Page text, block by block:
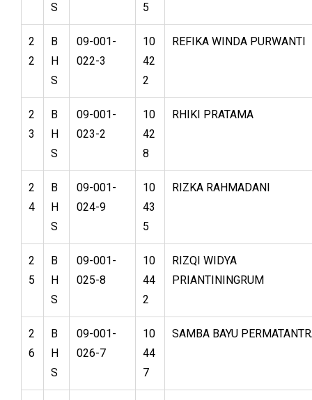
S
5
2
2
B
H
S
09-001-
022-3
10
42
2
REFIKA WINDA PURWANTI
2
3
B
H
S
09-001-
023-2
10
42
8
RHIKI PRATAMA
2
4
B
H
S
09-001-
024-9
10
43
5
RIZKA RAHMADANI
2
5
B
H
S
09-001-
025-8
10
44
2
RIZQI WIDYA
PRIANTININGRUM
2
6
B
H
S
09-001-
026-7
10
44
7
SAMBA BAYU